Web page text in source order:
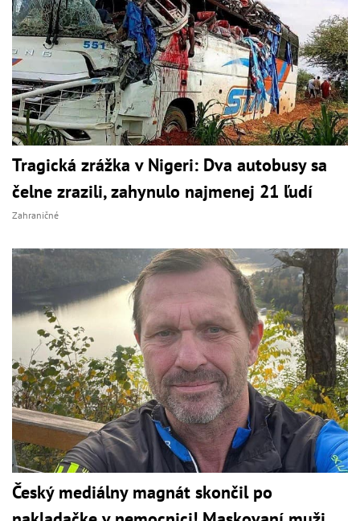
Tragická zrážka v Nigeri: Dva autobusy sa
čelne zrazili, zahynulo najmenej 21 ľudí
Zahraničné
Český mediálny magnát skončil po